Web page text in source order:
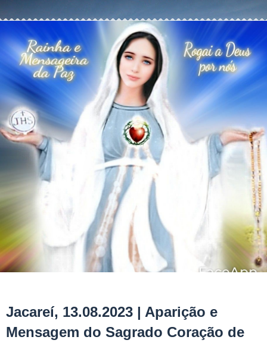
Jacareí, 13.08.2023 | Aparição e
Mensagem do Sagrado Coração de